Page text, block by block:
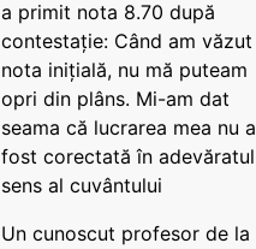
a primit nota 8.70 după
contestație: Când am văzut
nota inițială, nu mă puteam
opri din plâns. Mi-am dat
seama că lucrarea mea nu a
fost corectată în adevăratul
sens al cuvântului
Un cunoscut profesor de la